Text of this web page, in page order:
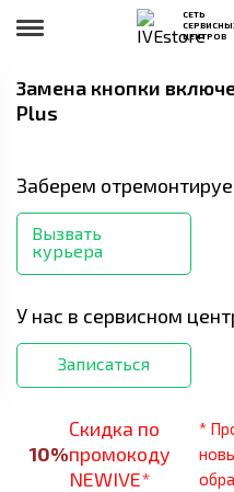
СЕТЬ
ЦЕНТРОВ
Замена кнопки
Plus
Заберем
Вызвать
курьера
У нас в сервисном
Записаться
10%
Скидка по
промокоду
NEWIVE*
*